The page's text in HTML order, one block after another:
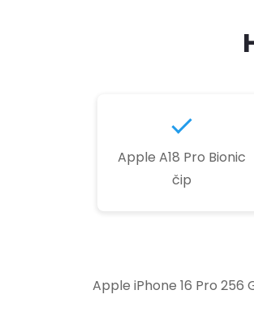
Apple A18 Pro Bionic
čip
Apple iPhone 16 Pro